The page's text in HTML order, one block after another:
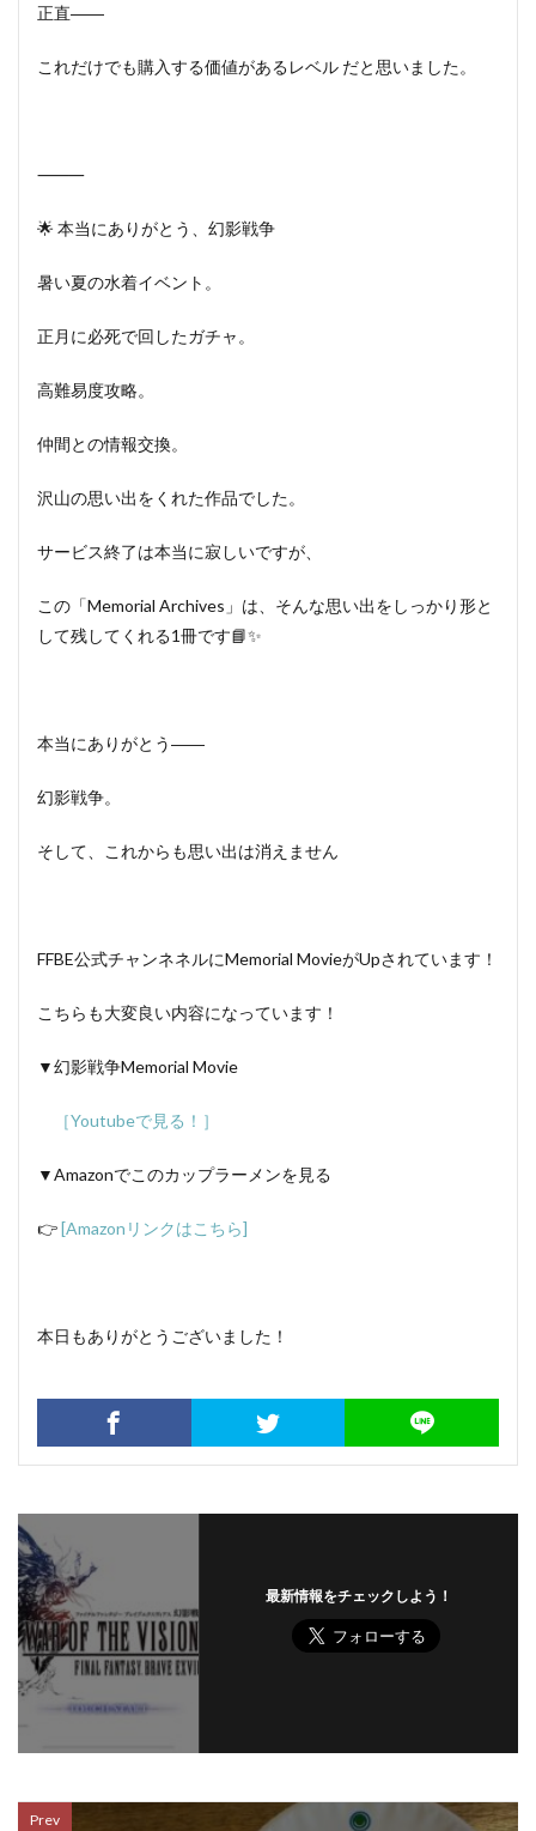
正直――
これだけでも購入する価値があるレベル だと思いました。
⸻
🌟 本当にありがとう、幻影戦争
暑い夏の水着イベント。
正月に必死で回したガチャ。
高難易度攻略。
仲間との情報交換。
沢山の思い出をくれた作品でした。
サービス終了は本当に寂しいですが、
この「Memorial Archives」は、そんな思い出をしっかり形と
して残してくれる1冊です📘✨
本当にありがとう――
幻影戦争。
そして、これからも思い出は消えません
FFBE公式チャンネネルにMemorial MovieがUpされています！
こちらも大変良い内容になっています！
▼幻影戦争Memorial Movie
［Youtubeで見る！］
▼Amazonでこのカップラーメンを見る
👉[Amazonリンクはこちら]
本日もありがとうございました！
最新情報をチェックしよう！
Prev